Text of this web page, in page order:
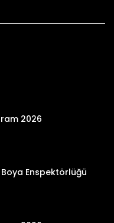
2026
Boya Enspektörlüğü